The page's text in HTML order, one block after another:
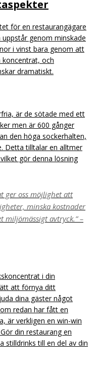
för en restaurangägare
genom minskade
i vinst bara genom att
och
dramatiskt.
är de sötade med ett
men är 600 gånger
den höga sockerhalten,
Detta tilltalar en alltmer
gör denna lösning
ger oss möjlighet att
minska kostnader
miljömässigt avtryck.” –
i din
att förnya ditt
dina gäster något
redan har fått en
är verkligen en win-win
din restaurang en
stilldrinks till en del av din